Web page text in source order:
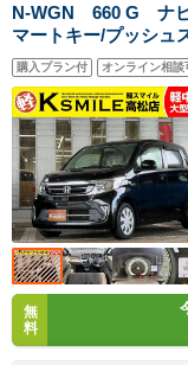
N-WGN 660 G ナビ
マートキー/プッシュ
トレベライザー/電動
ロアマット/サイドバ
購入プラン付 オンライン相談
無
料